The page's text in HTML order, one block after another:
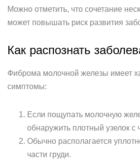
Можно отметить, что сочетание
может повышать риск развития
Как распознать
Фиброма молочной железы имеет
симптомы:
Если пощупать молочную
обнаружить плотный узелок с
Обычно располагается
части груди.